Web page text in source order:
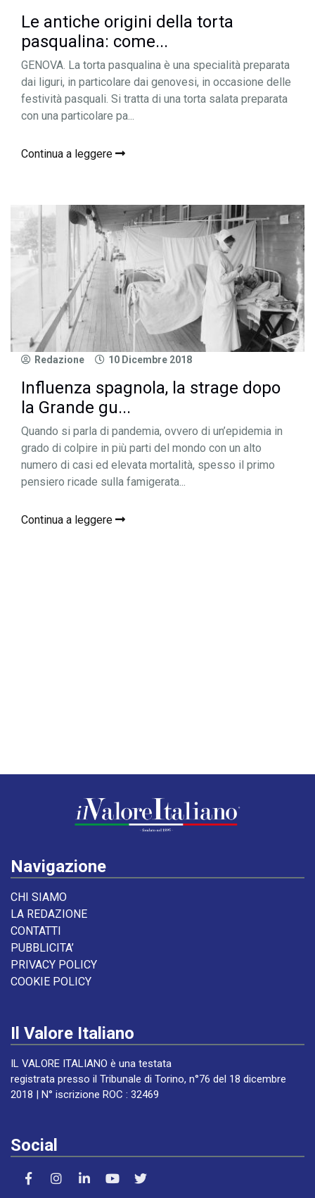
Le antiche origini della torta
pasqualina: come...
GENOVA. La torta pasqualina è una specialità preparata
dai liguri, in particolare dai genovesi, in occasione delle
festività pasquali. Si tratta di una torta salata preparata
con una particolare pa...
Continua a leggere
Redazione 10 Dicembre 2018
Influenza spagnola, la strage dopo
la Grande gu...
Quando si parla di pandemia, ovvero di un’epidemia in
grado di colpire in più parti del mondo con un alto
numero di casi ed elevata mortalità, spesso il primo
pensiero ricade sulla famigerata...
Continua a leggere
Navigazione
CHI SIAMO
LA REDAZIONE
CONTATTI
PUBBLICITA’
PRIVACY POLICY
COOKIE POLICY
Il Valore Italiano
IL VALORE ITALIANO è una testata
registrata presso il Tribunale di Torino, n°76 del 18 dicembre
2018 | N° iscrizione ROC : 32469
Social